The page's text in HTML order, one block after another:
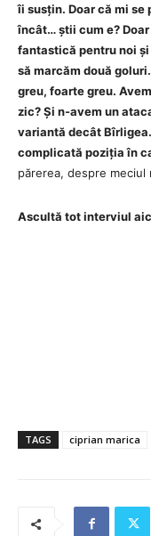
îi susțin. Doar că mi se
încât… știi cum e?
fantastică pentru noi
să marcăm două
greu, foarte greu.
zic? Și n-avem un
variantă decât
complicată poziția în
părerea, despre meciul
Ascultă tot interviul
TAGS ciprian marica